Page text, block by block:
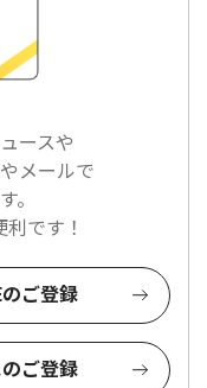
ースや
メールで
。
です！
ご登録
ご登録